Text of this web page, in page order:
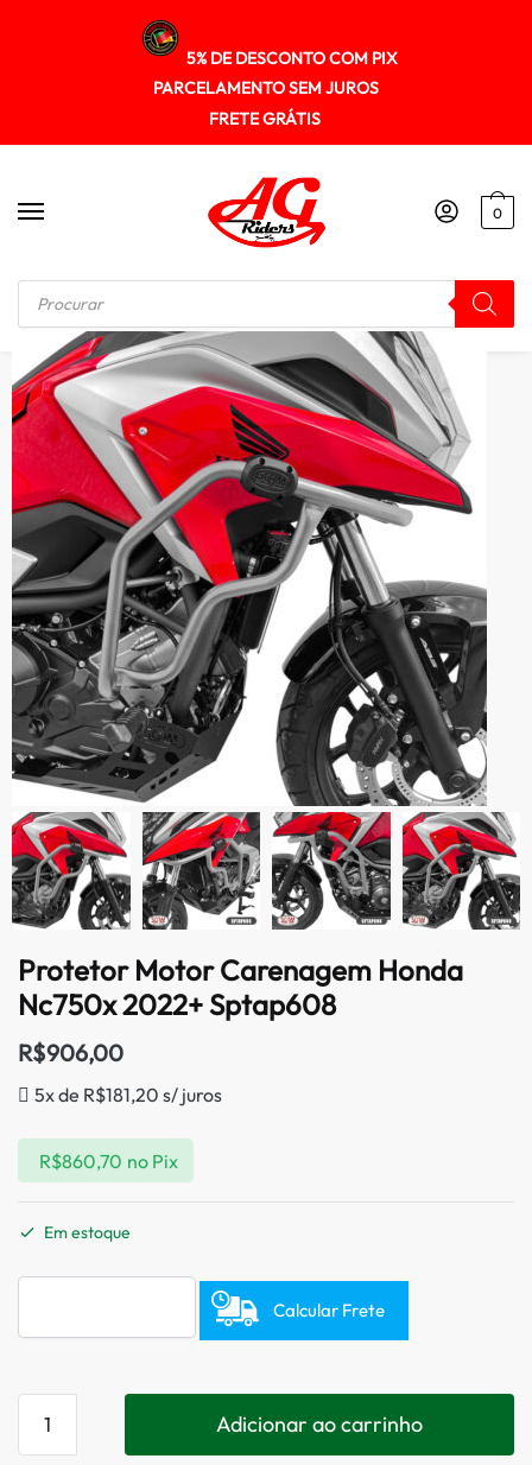
5% DE DESCONTO COM PIX
PARCELAMENTO SEM JUROS
FRETE GRÁTIS
0
Início / PROTETOR DE MOTOR DE CARENAGENS Protetor Motor Carenagem Honda Nc750x 2022+ Sptap608
Protetor Motor Carenagem Honda
Nc750x 2022+ Sptap608
R$906,00
5x de R$181,20 s/ juros
R$860,70 no Pix
Em estoque
Calcular Frete
Adicionar ao carrinho